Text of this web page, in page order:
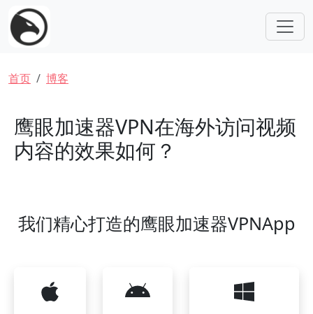
跳转到主要内容
面包屑
首页 博客
鹰眼加速器VPN在海外访问视频
内容的效果如何？
我们精心打造的鹰眼加速器VPNApp